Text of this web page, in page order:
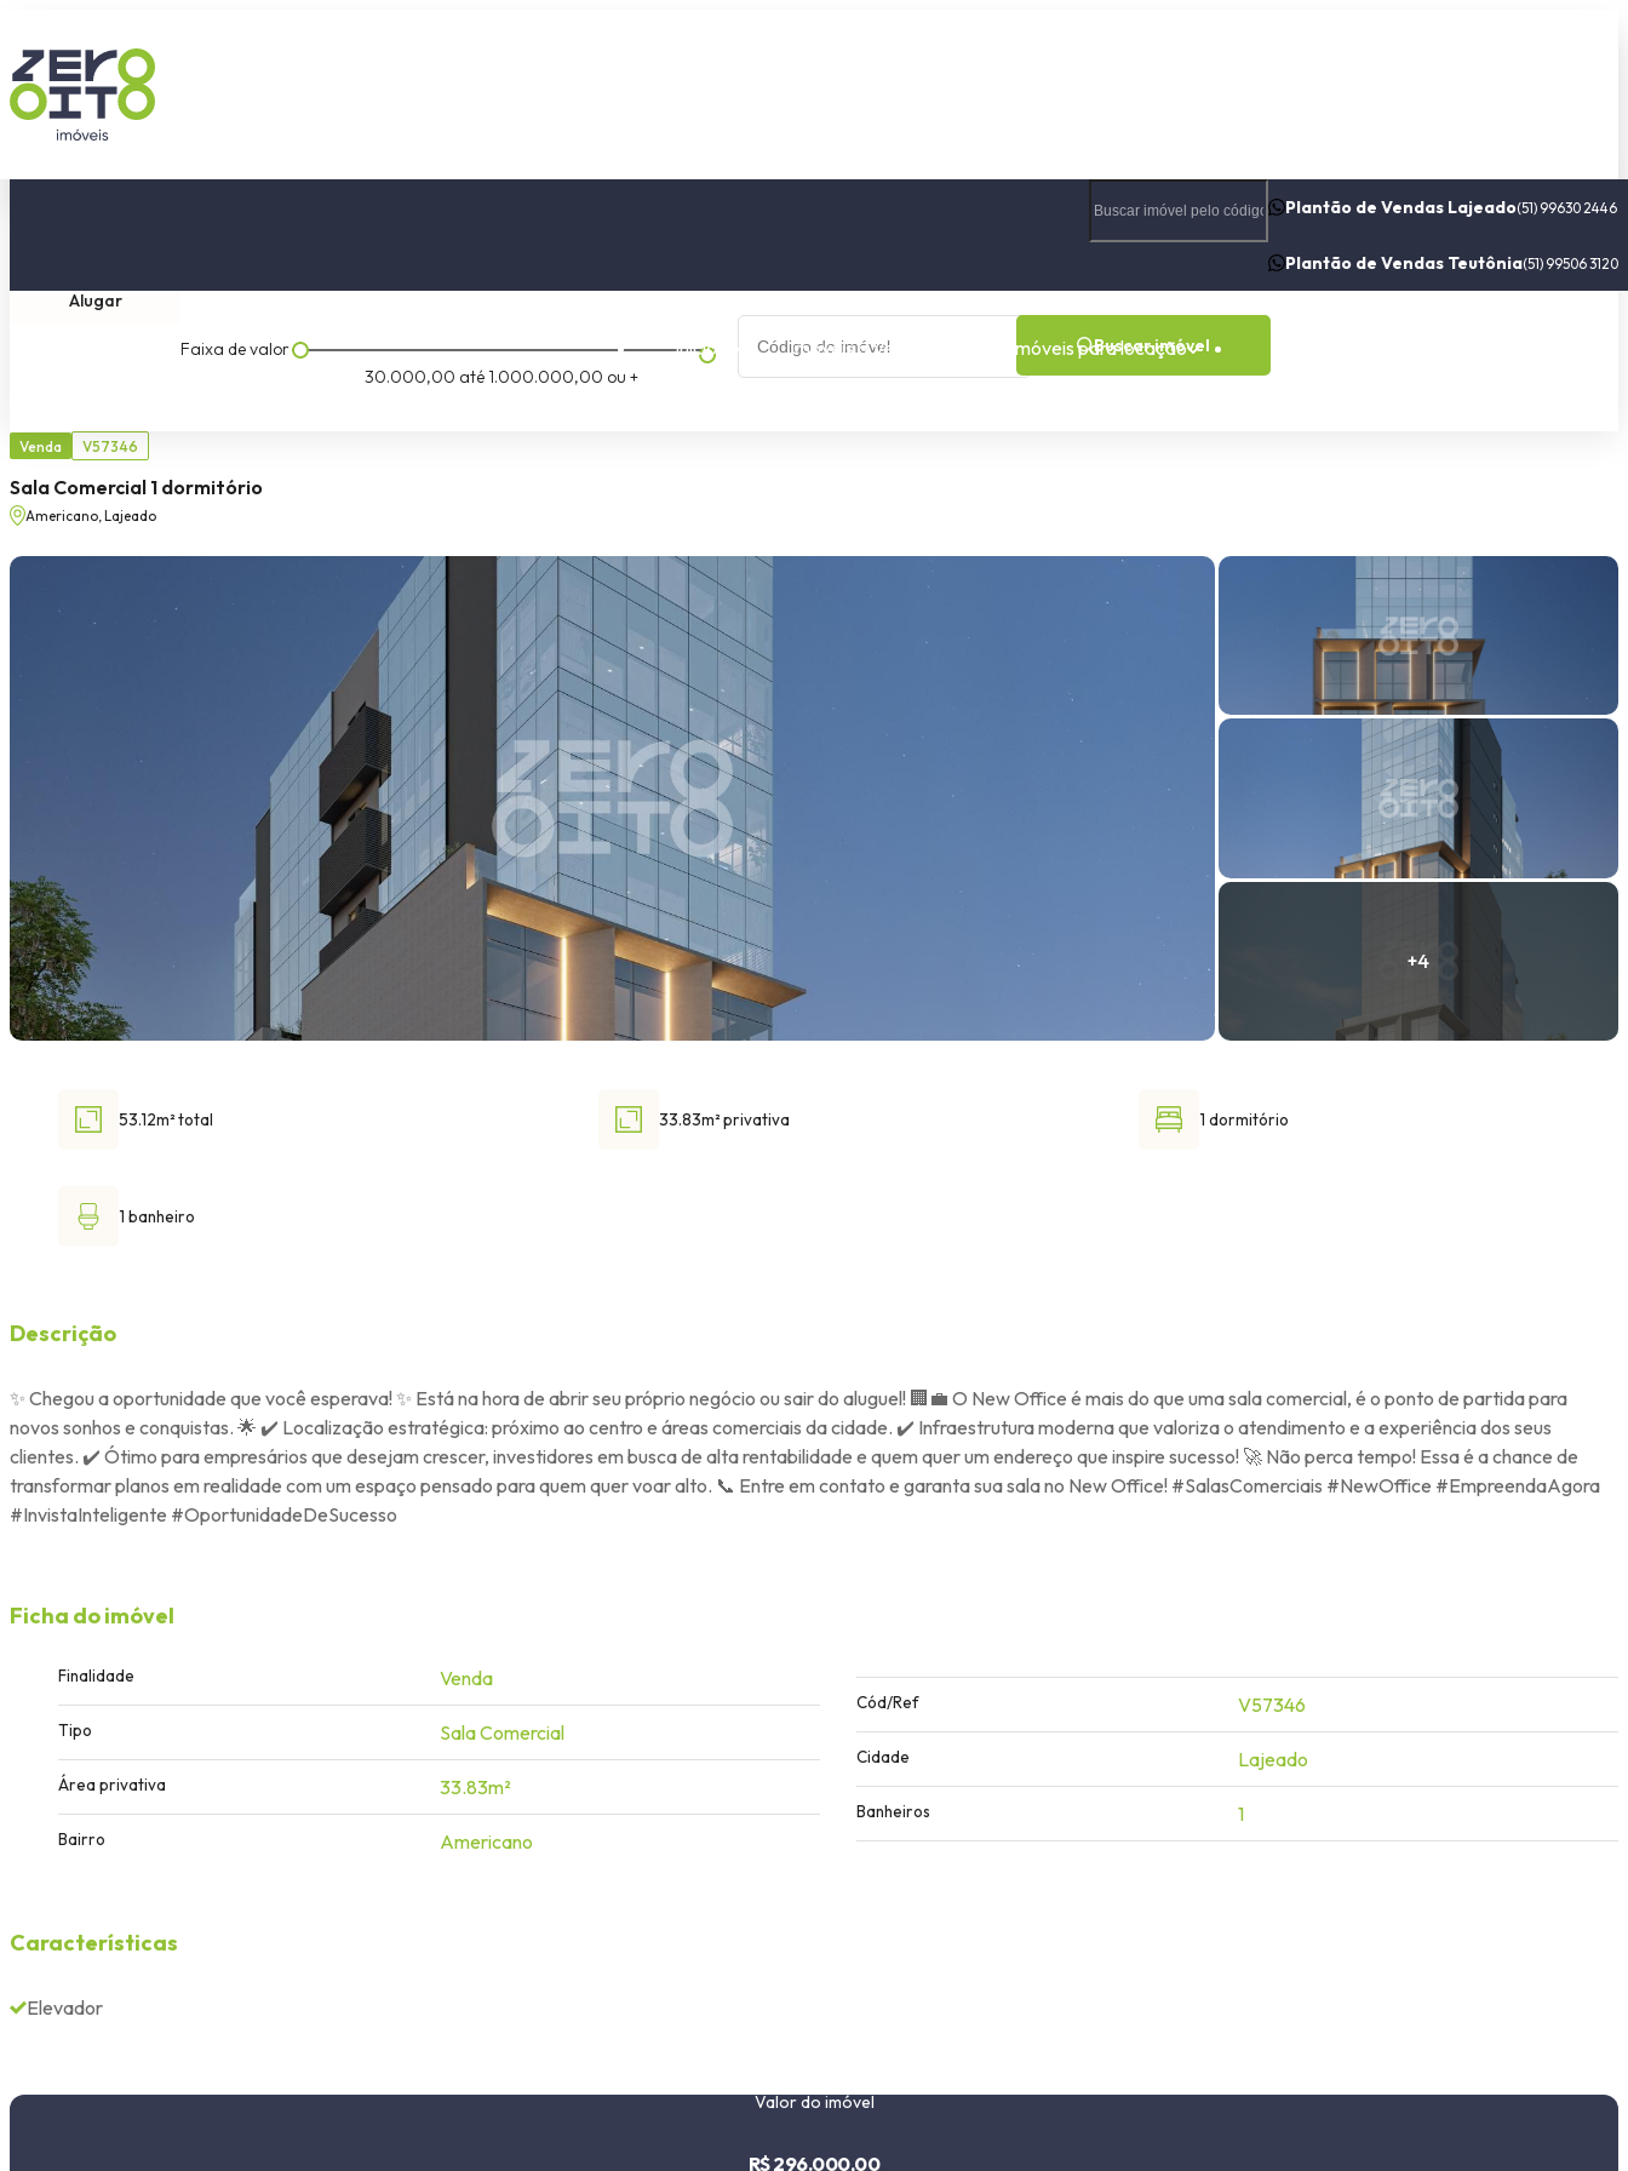
Plantão de Vendas Lajeado(51) 99630 2446
Plantão de Vendas Teutônia(51) 99506 3120
Início Imóveis a Venda Imóveis para locação
Alugar
Faixa de valor
30.000,00 até1.000.000,00 ou +
Buscar imóvel
Venda V57346
Sala Comercial 1 dormitório
Americano, Lajeado
53.12m² total 33.83m² privativa 1 dormitório
1 banheiro
Descrição
✨ Chegou a oportunidade que você esperava! ✨ Está na hora de abrir seu próprio negócio ou sair do aluguel! 🏢💼 O New Office é mais do que uma sala comercial, é o ponto de partida para
novos sonhos e conquistas. 🌟 ✔️ Localização estratégica: próximo ao centro e áreas comerciais da cidade. ✔️ Infraestrutura moderna que valoriza o atendimento e a experiência dos seus
clientes. ✔️ Ótimo para empresários que desejam crescer, investidores em busca de alta rentabilidade e quem quer um endereço que inspire sucesso! 🚀 Não perca tempo! Essa é a chance de
transformar planos em realidade com um espaço pensado para quem quer voar alto. 📞 Entre em contato e garanta sua sala no New Office! #SalasComerciais #NewOffice #EmpreendaAgora
#InvistaInteligente #OportunidadeDeSucesso
Ficha do imóvel
Finalidade Venda
Tipo Sala Comercial
Área privativa 33.83m²
Bairro Americano
Cód/Ref V57346
Cidade Lajeado
Banheiros 1
Características
Elevador
Valor do imóvel
R$ 296.000,00